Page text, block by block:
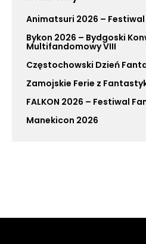
Animatsuri 2026 –
Bykon 2026 – Bydgoski
Multifandomowy VIII
Częstochowski Dzień
Zamojskie Ferie z
FALKON 2026 – Festiwal
Manekicon 2026